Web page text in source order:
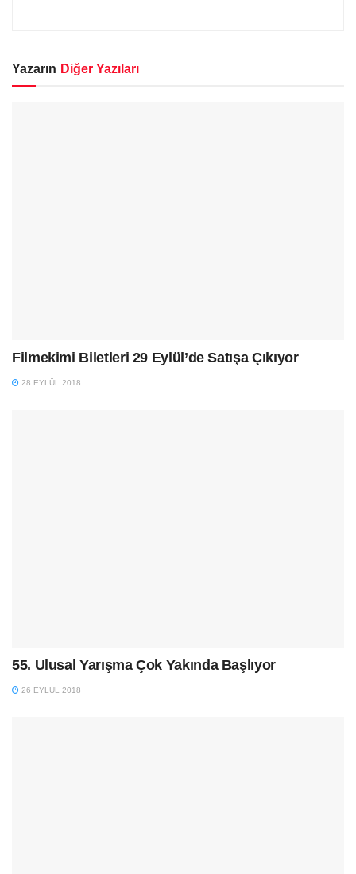
Yazarın Diğer Yazıları
Filmekimi Biletleri 29 Eylül’de Satışa Çıkıyor
28 EYLÜL 2018
55. Ulusal Yarışma Çok Yakında Başlıyor
26 EYLÜL 2018